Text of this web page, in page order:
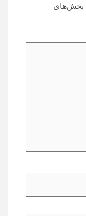
بخش‌های